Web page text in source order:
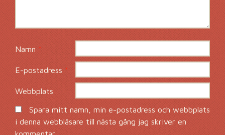
Namn*
E-postadress*
Webbplats
Spara mitt namn, min e-postadress och webbplats
i denna webbläsare till nästa gång jag skriver en